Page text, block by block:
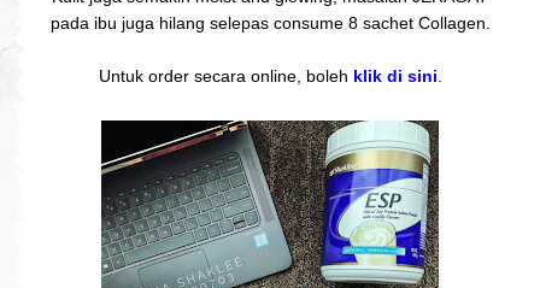
pada ibu juga hilang selepas consume 8 sachet Collagen.
Untuk order secara online, boleh klik di sini